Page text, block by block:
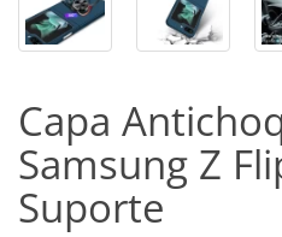
Capa
Samsung Z
Suporte